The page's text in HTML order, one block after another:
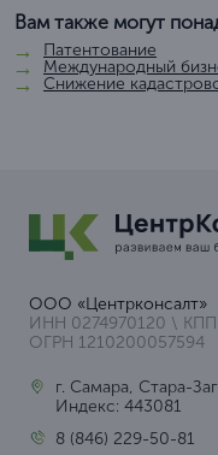
Вам также могут
Патентование
Международный
Снижение
ООО «Центрконсалт»
ИНН 0274970120 \ КПП
ОГРН 1210200057594
г. Самара, Стара-
Индекс: 443081
8 (846) 229-50-81